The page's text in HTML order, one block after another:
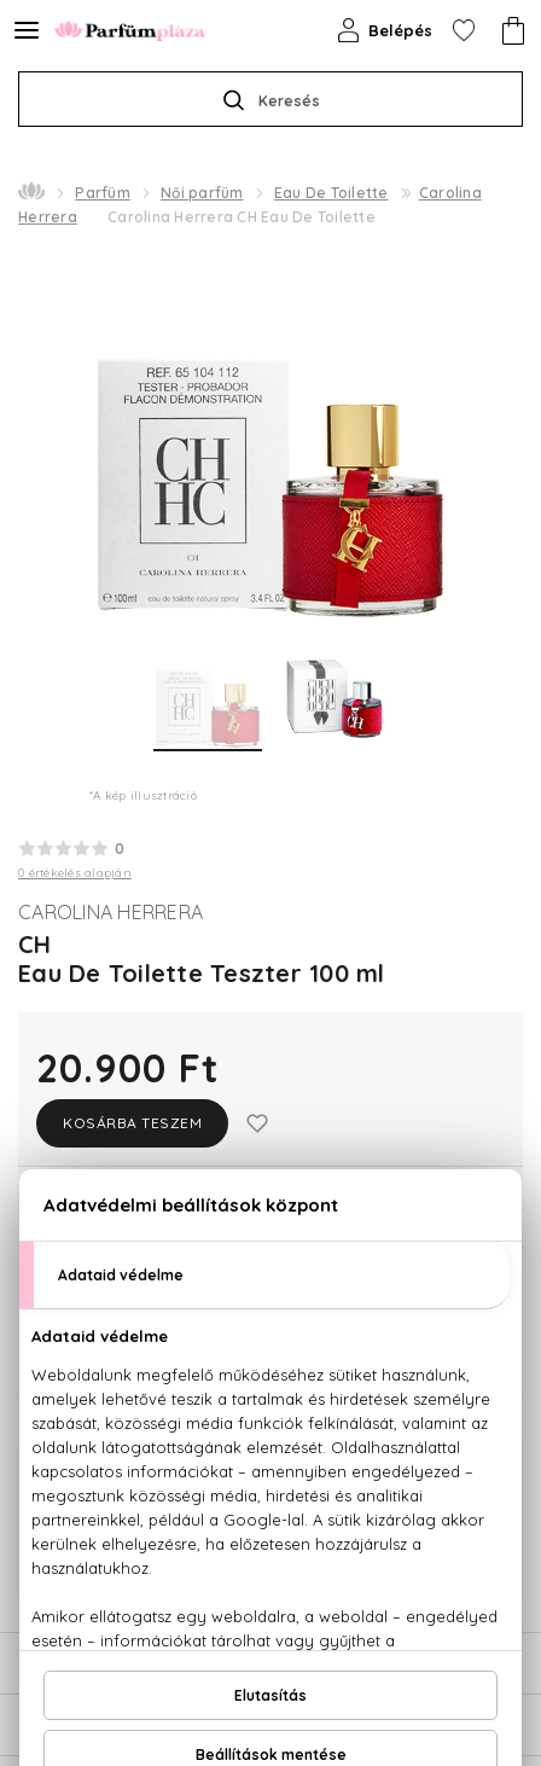
Keresés
Belépés
Parfüm Női parfüm Eau De Toilette
Carolina
Herrera
Carolina Herrera CH Eau De Toilette
*A kép illusztráció
0
0 értékelés alapján
CAROLINA HERRERA
CH
Eau De Toilette Teszter 100 ml
20.900 Ft
KOSÁRBA TESZEM
KISZERELÉS KIVÁLASZTÁSA
KAPCSOLÓDÓ TERMÉKEK
100% eredeti termékek,14 napos visszaküldési garanciával
Kérdésed van, elakadtál? Hívd ügyfélszolgálatunkat: +36 20
779 1926
ÉRTÉKELÉSEK (0)